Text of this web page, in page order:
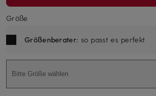
Größe
Größenberater: so passt es perfekt
Bitte Größe wählen